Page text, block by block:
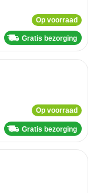
Op voorraad
Gratis bezorging
Op voorraad
Gratis bezorging